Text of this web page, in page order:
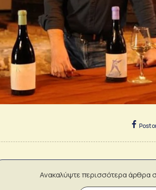
Post
Ανακαλύψτε περισσότερα άρθρα